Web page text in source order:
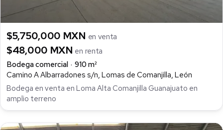
$5,750,000 MXN en venta
$48,000 MXN en renta
Bodega comercial
910 m²
Camino A Albarradones s/n, Lomas de Comanjilla, León
Bodega en venta en Loma Alta Comanjilla Guanajuato en
amplio terreno